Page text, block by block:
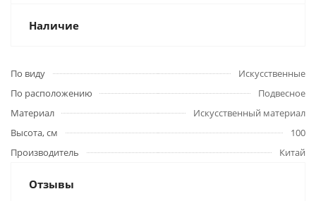
Наличие
По виду
Искусственные
По расположению
Подвесное
Материал
Искусственный материал
Высота, см
100
Производитель
Китай
Отзывы